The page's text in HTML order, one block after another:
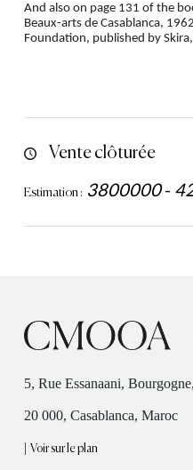
And also on page 131 of the
Beaux-arts de Casablanca,
Foundation, published by
Vente clôturée
Estimation : 3800000-
5, Rue Essanaani, Bourgogne,
20 000, Casablanca, Maroc
|Voir sur le plan